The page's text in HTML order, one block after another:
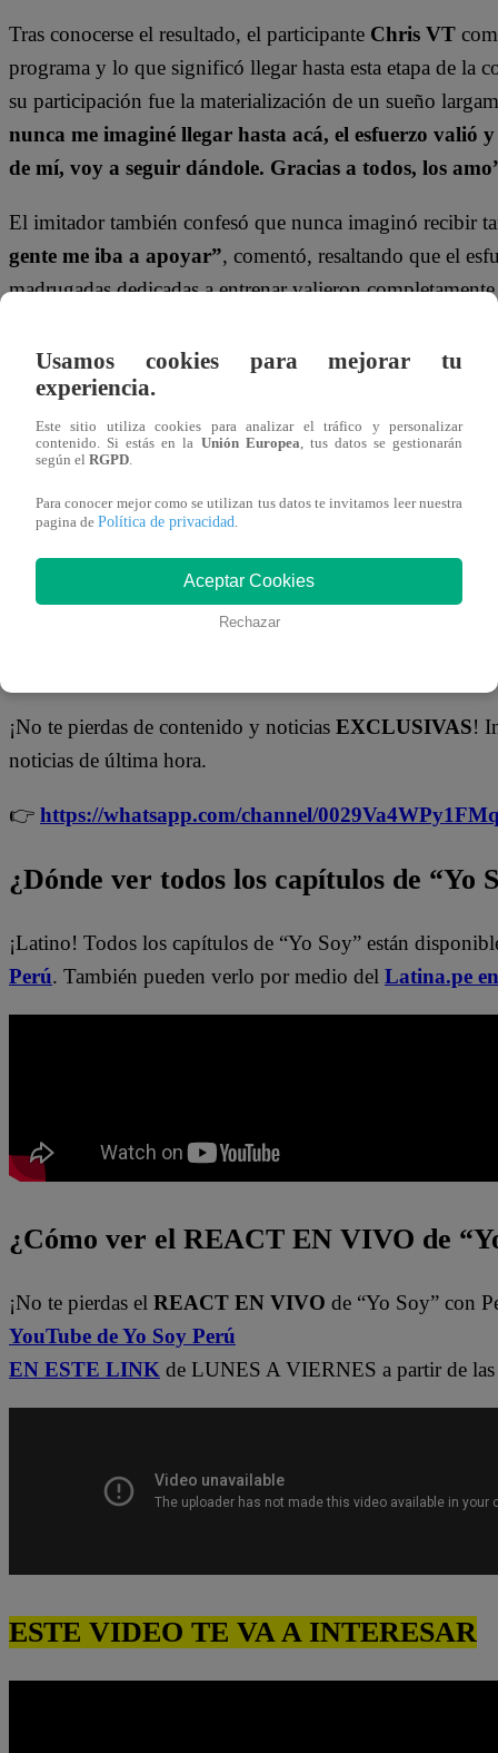
Tras conocerse el resultado, el participante Chris VT
programa y lo que significó llegar hasta esta etapa de la
su participación fue la materialización de un sueño
nunca me imaginé llegar hasta acá, el esfuerzo
de mí, voy a seguir dándole. Gracias a todos, los
El imitador también confesó que nunca imaginó recibir
gente me iba a apoyar”, comentó, resaltando que el
madrugadas dedicadas a entrenar valieron
corazón”, agregó.
artística.“Jorge hay para rato (…) van a seguir
¿Te sorprendió la eliminación del imitador de
No te pierdas los próximos episodios y sigue viviendo
puede cambiarlo todo.
¡No te pierdas de contenido y noticias EXCLUSIVAS!
noticias de última hora.
👉 https://whatsapp.com/channel/
¿Dónde ver todos los capítulos de “Yo
¡Latino! Todos los capítulos de “Yo Soy” están
Perú. También pueden verlo por medio del Latina.pe
¿Cómo ver el REACT EN VIVO de
¡No te pierdas el REACT EN VIVO de “Yo Soy” con
YouTube de Yo Soy Perú
EN ESTE LINK de LUNES A VIERNES a partir de
ESTE VIDEO TE VA A INTERESAR
Usamos cookies para mejorar tu
experiencia.
Este sitio utiliza cookies para analizar el tráfico y personalizar
contenido. Si estás en la Unión Europea , tus datos se gestionarán
según el RGPD
Para conocer mejor como se utilizan tus datos te invitamos leer nuestra
pagina de Política de privacidad
Aceptar Cookies
Rechazar